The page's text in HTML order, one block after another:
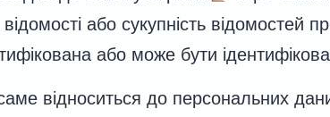
або сукупність відомостей
або може бути
відноситься до персональних